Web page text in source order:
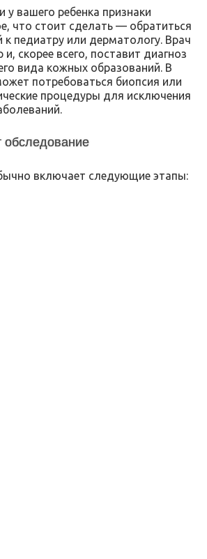
у вашего ребенка признаки
что стоит сделать — обратиться
к педиатру или дерматологу. Врач
скорее всего, поставит диагноз
вида кожных образований. В
потребоваться биопсия или
процедуры для исключения
обследование
включает следующие этапы: